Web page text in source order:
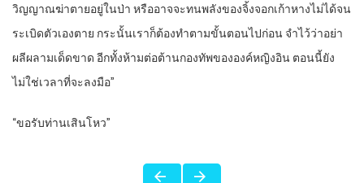
วิญญาณฆ่าตายอยู่ในป่า หรืออาจจะทนพลังของจิ้งจอกเก้าหางไม่ได้จน
ระเบิดตัวเองตาย กระนั้นเราก็ต้องทำตามขั้นตอนไปก่อน จำไว้ว่าอย่า
ผลีผลามเด็ดขาด อีกทั้งห้ามต่อต้านกองทัพขององค์หญิงอิน ตอนนี้ยัง
ไม่ใช่เวลาที่จะลงมือ”
“ขอรับท่านเสินโหว”